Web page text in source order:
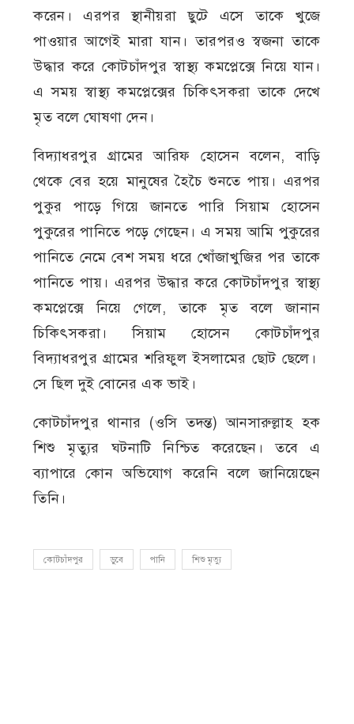
করেন। এরপর স্থানীয়রা ছুটে এসে তাকে খুজে
পাওয়ার আগেই মারা যান। তারপরও স্বজনা তাকে
উদ্ধার করে কোটচাঁদপুর স্বাস্থ্য কমপ্লেক্সে নিয়ে যান।
এ সময় স্বাস্থ্য কমপ্লেক্সের চিকিৎসকরা তাকে দেখে
মৃত বলে ঘোষণা দেন।
বিদ্যাধরপুর গ্রামের আরিফ হোসেন বলেন, বাড়ি
থেকে বের হয়ে মানুষের হৈচৈ শুনতে পায়। এরপর
পুকুর পাড়ে গিয়ে জানতে পারি সিয়াম হোসেন
পুকুরের পানিতে পড়ে গেছেন। এ সময় আমি পুকুরের
পানিতে নেমে বেশ সময় ধরে খোঁজাখুজির পর তাকে
পানিতে পায়। এরপর উদ্ধার করে কোটচাঁদপুর স্বাস্থ্য
কমপ্লেক্সে নিয়ে গেলে, তাকে মৃত বলে জানান
চিকিৎসকরা। সিয়াম হোসেন কোটচাঁদপুর
বিদ্যাধরপুর গ্রামের শরিফুল ইসলামের ছোট ছেলে।
সে ছিল দুই বোনের এক ভাই।
কোটচাঁদপুর থানার (ওসি তদন্ত) আনসারুল্লাহ হক
শিশু মৃত্যুর ঘটনাটি নিশ্চিত করেছেন। তবে এ
ব্যাপারে কোন অভিযোগ করেনি বলে জানিয়েছেন
তিনি।
কোটচাঁদপুর ডুবে পানি শিশু মৃত্যু